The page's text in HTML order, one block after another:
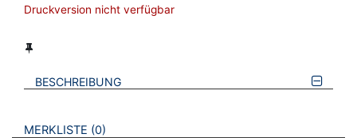
Druckversion nicht verfügbar
BESCHREIBUNG
VERWEISE AUF VERMERKTE- ODER ZULETZT ANGESEHENE
MERKLISTE 0 BROSCHÜREN